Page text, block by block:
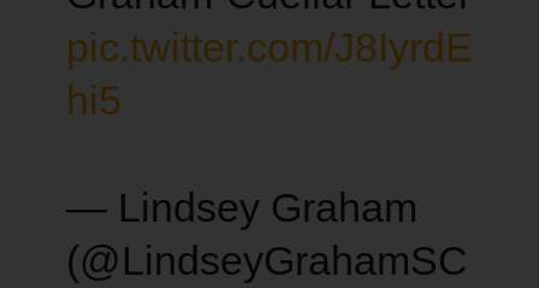
pic.twitter.com/J8IyrdE
hi5
— Lindsey Graham
(@LindseyGrahamSC